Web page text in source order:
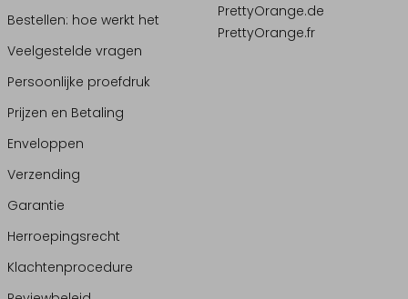
Bestellen: hoe werkt het
Veelgestelde vragen
Persoonlijke proefdruk
Prijzen en Betaling
Enveloppen
Verzending
Garantie
Herroepingsrecht
Klachtenprocedure
PrettyOrange.de
PrettyOrange.fr